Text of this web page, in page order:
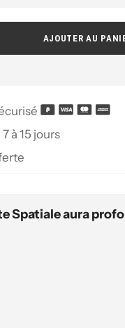
AJOUTER AU
à 15 jours
Spatiale aura